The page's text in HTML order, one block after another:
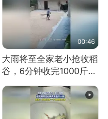
00:46
大雨将至全家老小抢收稻
谷，6分钟收完1000斤，
没有一个人掉链子